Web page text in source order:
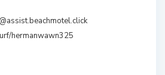
hermanwawn325